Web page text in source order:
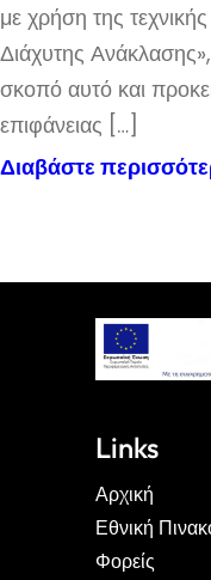
με χρήση της
Διάχυτης
σκοπό αυτό και
επιφάνειας […]
Διαβάστε
Links
Αρχική
Εθνική
Φορείς